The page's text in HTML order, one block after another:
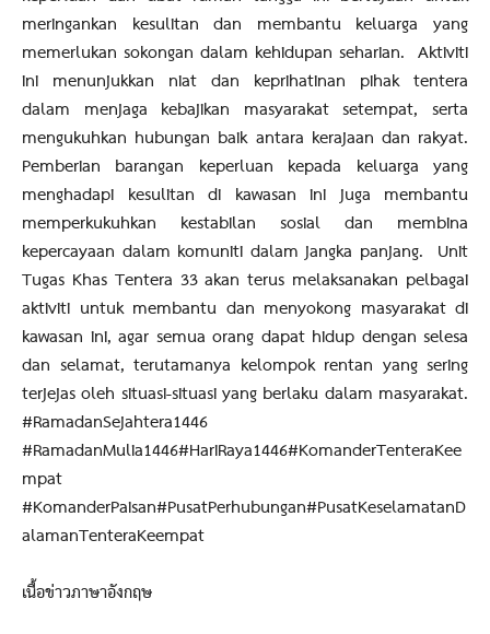
meringankan kesulitan dan membantu keluarga yang
memerlukan sokongan dalam kehidupan seharian. Aktiviti
ini menunjukkan niat dan keprihatinan pihak tentera
dalam menjaga kebajikan masyarakat setempat, serta
mengukuhkan hubungan baik antara kerajaan dan rakyat.
Pemberian barangan keperluan kepada keluarga yang
menghadapi kesulitan di kawasan ini juga membantu
memperkukuhkan kestabilan sosial dan membina
kepercayaan dalam komuniti dalam jangka panjang. Unit
Tugas Khas Tentera 33 akan terus melaksanakan pelbagai
aktiviti untuk membantu dan menyokong masyarakat di
kawasan ini, agar semua orang dapat hidup dengan selesa
dan selamat, terutamanya kelompok rentan yang sering
terjejas oleh situasi-situasi yang berlaku dalam masyarakat.
#RamadanSejahtera1446
#RamadanMulia1446#HariRaya1446#KomanderTenteraKee
mpat
#KomanderPaisan#PusatPerhubungan#PusatKeselamatanD
alamanTenteraKeempat
เนื้อข่าวภาษาอังกฤษ